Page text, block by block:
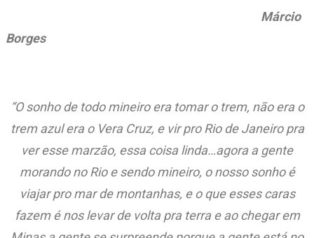
Márcio
Borges
“O sonho de todo mineiro era tomar o trem, não era o
trem azul era o Vera Cruz, e vir pro Rio de Janeiro pra
ver esse marzão, essa coisa linda…agora a gente
morando no Rio e sendo mineiro, o nosso sonho é
viajar pro mar de montanhas, e o que esses caras
fazem é nos levar de volta pra terra e ao chegar em